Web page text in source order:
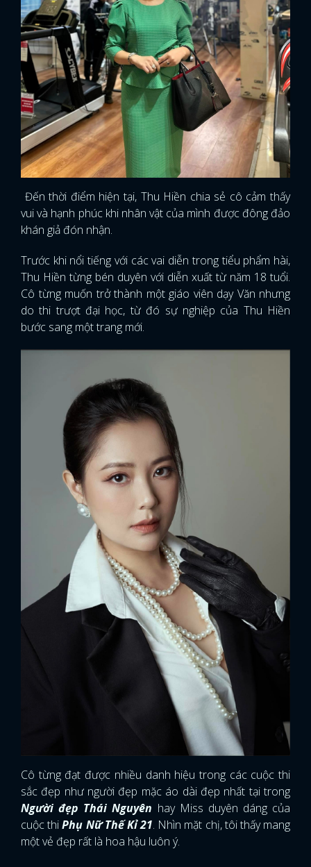
Đến thời điểm hiện tại, Thu Hiền chia sẻ cô cảm thấy
vui và hạnh phúc khi nhân vật của mình được đông đảo
khán giả đón nhận.
Trước khi nổi tiếng với các vai diễn trong tiểu phẩm hài,
Thu Hiền từng bén duyên với diễn xuất từ năm 18 tuổi.
Cô từng muốn trở thành một giáo viên dạy Văn nhưng
do thi trượt đại học, từ đó sự nghiệp của Thu Hiền
bước sang một trang mới.
Cô từng đạt được nhiều danh hiệu trong các cuộc thi
sắc đẹp như người đẹp mặc áo dài đẹp nhất tại trong
Người đẹp Thái Nguyên hay Miss duyên dáng của
cuộc thiPhụ Nữ Thế Kỉ 21. Nhìn mặt chị, tôi thấy mang
một vẻ đẹp rất là hoa hậu luôn ý.